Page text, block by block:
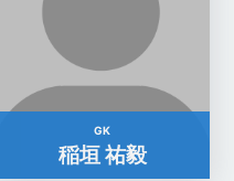
GK
稲垣 祐毅